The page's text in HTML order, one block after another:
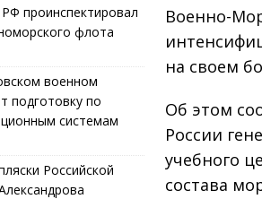
Военно-
на своем
Об этом
России
учебного
состава
проинспектировал
флота
военном
подготовку по
системам
Российской